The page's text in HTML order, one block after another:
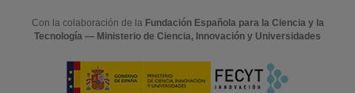
Con la colaboración de la Fundación Española para la Ciencia y la
Tecnología — Ministerio de Ciencia, Innovación y Universidades